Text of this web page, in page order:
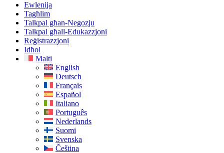
Ewlenija
Tagħlim
Talkpal għan-Negozju
Talkpal għall-Edukazzjoni
Reġistrazzjoni
Idħol
Malti
English
Deutsch
Français
Español
Italiano
Português
Nederlands
Suomi
Svenska
Čeština